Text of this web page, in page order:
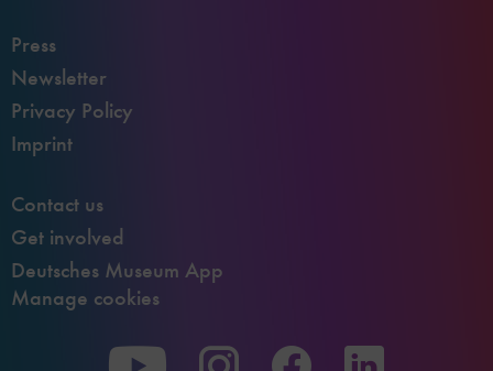
Press
Newsletter
Privacy Policy
Imprint
Contact us
Get involved
Deutsches Museum App
Manage cookies
To To To